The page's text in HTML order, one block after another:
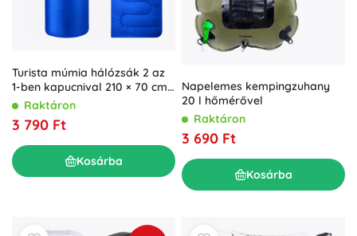
Turista múmia hálózsák 2 az
1-ben kapucnival 210 × 70 cm,
kékRaktáron
3 790 Ft
Kosárba
Napelemes kempingzuhany
20 l hőmérővel
Raktáron
3 690 Ft
Kosárba